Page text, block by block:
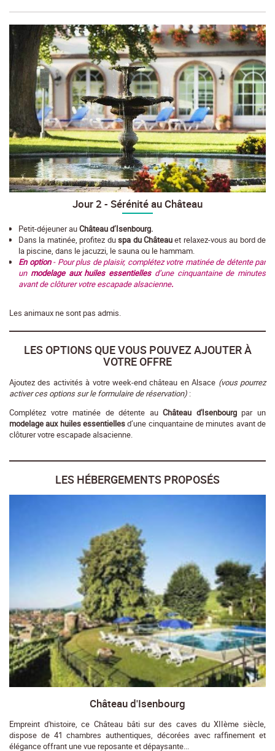
Jour 2 - Sérénité au Château
Petit-déjeuner auChâteau d’Isenbourg.
Dans la matinée, profitez duspa du Châteauet relaxez-vous au bord de
la piscine, dans le jacuzzi, le sauna ou le hammam.
En option- Pour plus de plaisir, complétez votre matinée de détente par
un modelage aux huiles essentiellesd’une cinquantaine de minutes
avant de clôturer votre escapade alsacienne.
Les animaux ne sont pas admis.
LES OPTIONS QUE VOUS POUVEZ AJOUTER À
VOTRE OFFRE
Ajoutez des activités à votre week-end château en Alsace (vous pourrez
activer ces options sur le formulaire de réservation) :
Complétez votre matinée de détente auChâteau d'Isenbourgpar un
modelage aux huiles essentiellesd’une cinquantaine de minutes avant de
clôturer votre escapade alsacienne.
LES HÉBERGEMENTS PROPOSÉS
Château d'Isenbourg
Empreint d'histoire, ce Château bâti sur des caves du XIIème siècle,
dispose de 41 chambres authentiques, décorées avec raffinement et
élégance offrant une vue reposante et dépaysante...